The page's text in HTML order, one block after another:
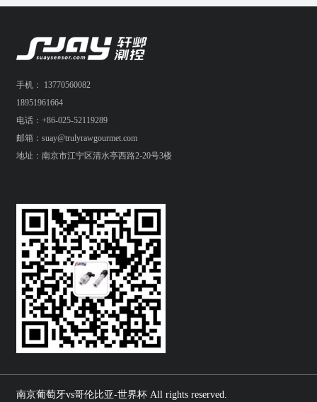
手机： 13770560082
18951961664
电话：+86-025-52119289
邮箱：suay@trulyrawgourmet.com
地址：南京市江宁区清水亭西路2-20号3楼
南京葡萄牙vs哥伦比亚-世界杯 All rights reserved.